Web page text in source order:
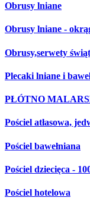
Obrusy lniane
Obrusy lniane -
Obrusy,serwety
Plecaki lniane i
PŁÓTNO
Pościel atłasowa,
Pościel bawełniana
Pościel dziecięca -
Pościel hotelowa